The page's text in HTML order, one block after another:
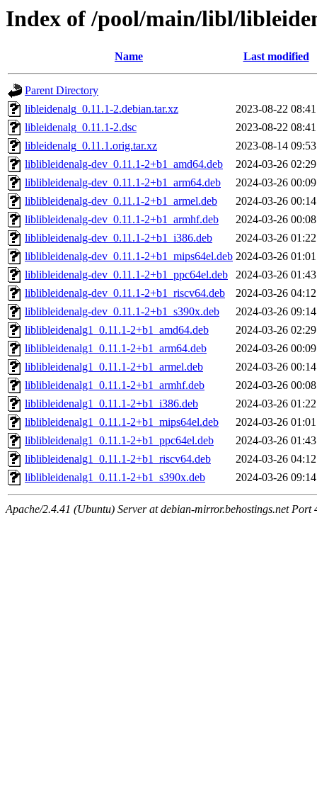
Index of /pool/main/libl/
Name Last modified
Parent Directory
libleidenalg_0.11.1-2.debian.tar.xz
2023-08-22 08:41
libleidenalg_0.11.1-2.dsc
2023-08-22 08:41
libleidenalg_0.11.1.orig.tar.xz
2023-08-14 09:53
liblibleidenalg-dev_0.11.1-2+b1_amd64.deb
2024-03-26 02:29
liblibleidenalg-dev_0.11.1-2+b1_arm64.deb
2024-03-26 00:09
liblibleidenalg-dev_0.11.1-2+b1_armel.deb
2024-03-26 00:14
liblibleidenalg-dev_0.11.1-2+b1_armhf.deb
2024-03-26 00:08
liblibleidenalg-dev_0.11.1-2+b1_i386.deb
2024-03-26 01:22
liblibleidenalg-dev_0.11.1-2+b1_mips64el.deb 2024-03-26 01:01
liblibleidenalg-dev_0.11.1-2+b1_ppc64el.deb
2024-03-26 01:43
liblibleidenalg-dev_0.11.1-2+b1_riscv64.deb
2024-03-26 04:12
liblibleidenalg-dev_0.11.1-2+b1_s390x.deb
2024-03-26 09:14
liblibleidenalg1_0.11.1-2+b1_amd64.deb
2024-03-26 02:29
liblibleidenalg1_0.11.1-2+b1_arm64.deb
2024-03-26 00:09
liblibleidenalg1_0.11.1-2+b1_armel.deb
2024-03-26 00:14
liblibleidenalg1_0.11.1-2+b1_armhf.deb
2024-03-26 00:08
liblibleidenalg1_0.11.1-2+b1_i386.deb
2024-03-26 01:22
liblibleidenalg1_0.11.1-2+b1_mips64el.deb
2024-03-26 01:01
liblibleidenalg1_0.11.1-2+b1_ppc64el.deb
2024-03-26 01:43
liblibleidenalg1_0.11.1-2+b1_riscv64.deb
2024-03-26 04:12
liblibleidenalg1_0.11.1-2+b1_s390x.deb
2024-03-26 09:14
Apache/2.4.41 (Ubuntu) Server at debian-mirror.behostings.net Port